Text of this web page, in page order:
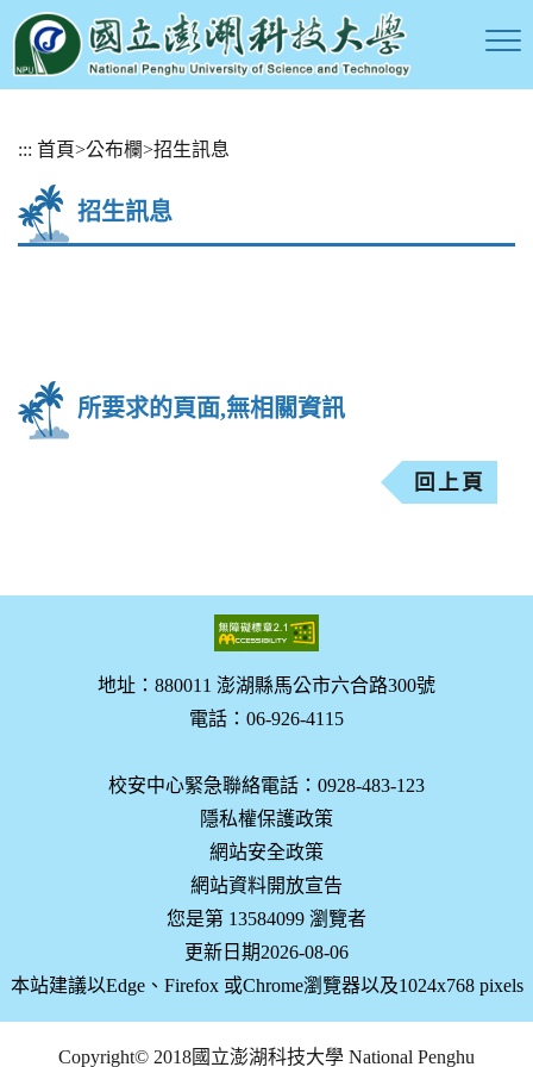
::: 首頁>公布欄>招生訊息
招生訊息
所要求的頁面,無相關資訊
回上頁
地址：880011 澎湖縣馬公市六合路300號
電話：06-926-4115
校安中心緊急聯絡電話：0928-483-123
隱私權保護政策
網站安全政策
網站資料開放宣告
您是第 13584099 瀏覽者
更新日期2026-08-06
本站建議以Edge、Firefox 或Chrome瀏覽器以及1024x768 pixels
Copyright© 2018國立澎湖科技大學 National Penghu